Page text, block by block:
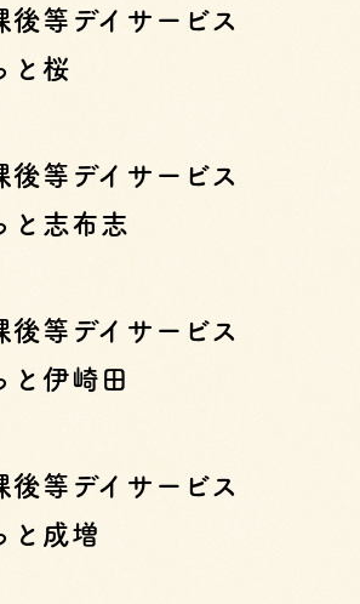
後等デイサービス
と桜
後等デイサービス
と志布志
後等デイサービス
と伊崎田
後等デイサービス
と成増